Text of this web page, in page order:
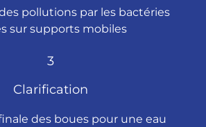
pollutions par les bactéries
sur supports mobiles
3
Clarification
des boues pour une eau